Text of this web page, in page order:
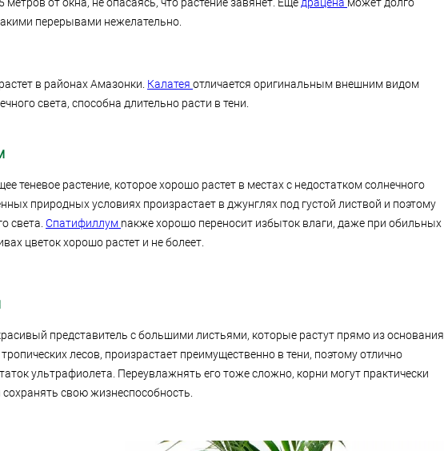
от окна, не опасаясь, что растение завянет. Ещедрацена может долго
перерывами нежелательно.
в районах Амазонки. Калатея отличается оригинальным внешним видом
света, способна длительно расти в тени.
теневое растение, которое хорошо растет в местах с недостатком солнечного
природных условиях произрастает в джунглях под густой листвой и поэтому
света. Cпатифиллум nакже хорошо переносит избыток влаги, даже при обильных
цветок хорошо растет и не болеет.
представитель с большими листьями, которые растут прямо из основания
лесов, произрастает преимущественно в тени, поэтому отлично
ультрафиолета. Переувлажнять его тоже сложно, корни могут практически
сохранять свою жизнеспособность.